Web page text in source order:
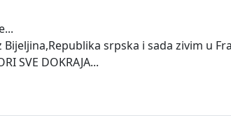
srpska i sada zivim u
SVE DOKRAJA...